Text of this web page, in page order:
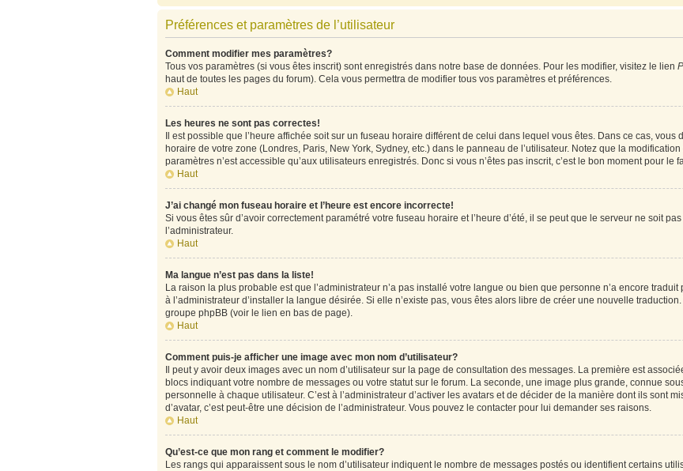
Préférences et paramètres de l’utilisateur
Comment modifier mes paramètres?
Tous vos paramètres (si vous êtes inscrit) sont enregistrés dans notre base de données. Pour les modifier, visitez le lien
haut de toutes les pages du forum). Cela vous permettra de modifier tous vos paramètres et préférences.
Haut
Les heures ne sont pas correctes!
Il est possible que l’heure affichée soit sur un fuseau horaire différent de celui dans lequel vous êtes. Dans ce cas,
horaire de votre zone (Londres, Paris, New York, Sydney, etc.) dans le panneau de l’utilisateur. Notez que la
paramètres n’est accessible qu’aux utilisateurs enregistrés. Donc si vous n’êtes pas inscrit, c’est le bon moment pour le
Haut
J’ai changé mon fuseau horaire et l’heure est encore incorrecte!
Si vous êtes sûr d’avoir correctement paramétré votre fuseau horaire et l’heure d’été, il se peut que le serveur ne soit
l’administrateur.
Haut
Ma langue n’est pas dans la liste!
La raison la plus probable est que l’administrateur n’a pas installé votre langue ou bien que personne n’a encore
à l’administrateur d’installer la langue désirée. Si elle n’existe pas, vous êtes alors libre de créer une nouvelle
groupe phpBB (voir le lien en bas de page).
Haut
Comment puis-je afficher une image avec mon nom d’utilisateur?
Il peut y avoir deux images avec un nom d’utilisateur sur la page de consultation des messages. La première est
blocs indiquant votre nombre de messages ou votre statut sur le forum. La seconde, une image plus grande, connue
personnelle à chaque utilisateur. C’est à l’administrateur d’activer les avatars et de décider de la manière dont ils sont
d’avatar, c’est peut-être une décision de l’administrateur. Vous pouvez le contacter pour lui demander ses raisons.
Haut
Qu’est-ce que mon rang et comment le modifier?
Les rangs qui apparaissent sous le nom d’utilisateur indiquent le nombre de messages postés ou identifient certains